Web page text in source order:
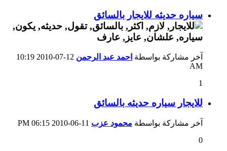
سياره حديثه للايجار بالسائق
آخر مشاركة بواسطة احمد عبد الرحمن
10:19
AM
1
للايجار سياره حديثه بالسائق
آخر مشاركة بواسطة محمود عزب
06:15 PM
0